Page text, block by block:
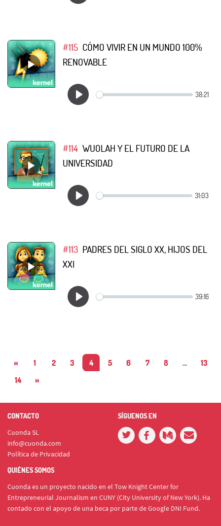
#115 CÓMO VIVIR EN UN MUNDO 100%
RENOVABLE
#114 WUOLAH Y EL FUTURO DE LA
UNIVERSIDAD
#113 PADRES DEL SIGLO XX, HIJOS DEL
XXI
« 1 2 3 4 5 6 7 8 ...
13
14
»
CONTACTO
Cuonda SL
info@cuonda.com
Política de Privacidad
SÍGUENOS EN
QUIÉNES SOMOS
Cuonda es un proyecto nacido en el Tow Knight Center for
Entrepreneurial Journalism en CUNY (City University of New York). Ha
contado con el apoyo de una beca por parte de Google DNI Fund.